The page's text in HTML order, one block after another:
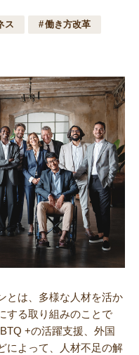
ス 働き方改革
とは、多様な人材を活か
する取り組みのことで
+の活躍支援、外国
によって、人材不足の解